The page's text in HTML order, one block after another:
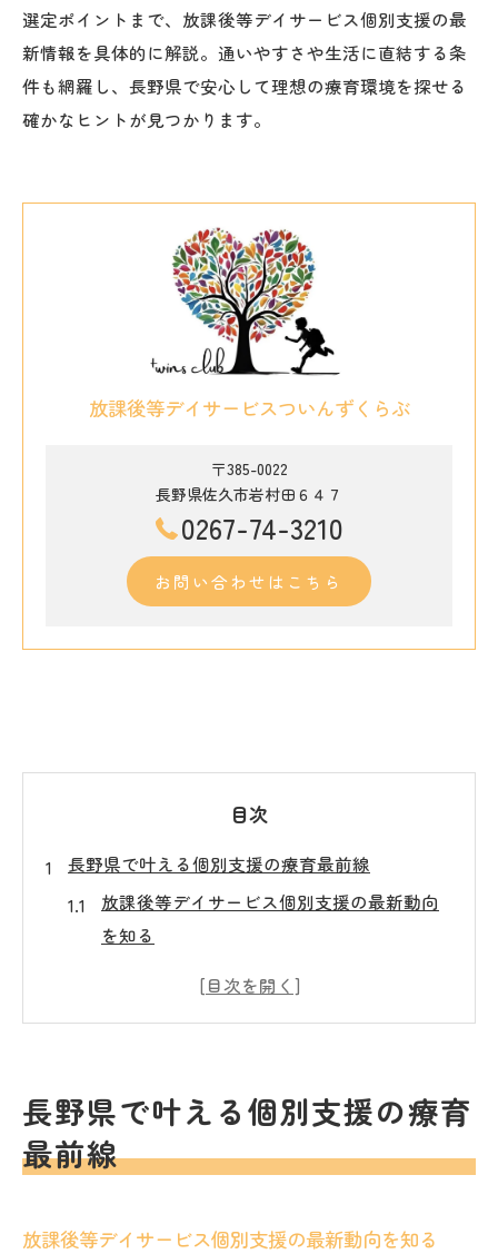
選定ポイントまで、放課後等デイサービス個別支援の最
新情報を具体的に解説。通いやすさや生活に直結する条
件も網羅し、長野県で安心して理想の療育環境を探せる
確かなヒントが見つかります。
放課後等デイサービスついんずくらぶ
〒385-0022
長野県佐久市岩村田６４７
0267-74-3210
お問い合わせはこちら
目次
長野県で叶える個別支援の療育最前線
放課後等デイサービス個別支援の最新動向
を知る
長野県で選ぶ療育の個別支援ポイント
個別支援が注目される理由と今後の展望
放課後等デイサービス個別支援の安心ポイント
放課後等デイサービス個別支援の信頼でき
長野県で叶える個別支援の療育
最前線
放課後等デイサービス個別支援の最新動向を知る